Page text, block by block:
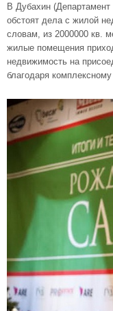
В Дубахин (Департамент
обстоят дела с жилой
словам, из 2000000 кв.
жилые помещения
недвижимость на
благодаря